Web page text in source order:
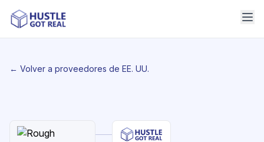
← Volver a proveedores de EE. UU.